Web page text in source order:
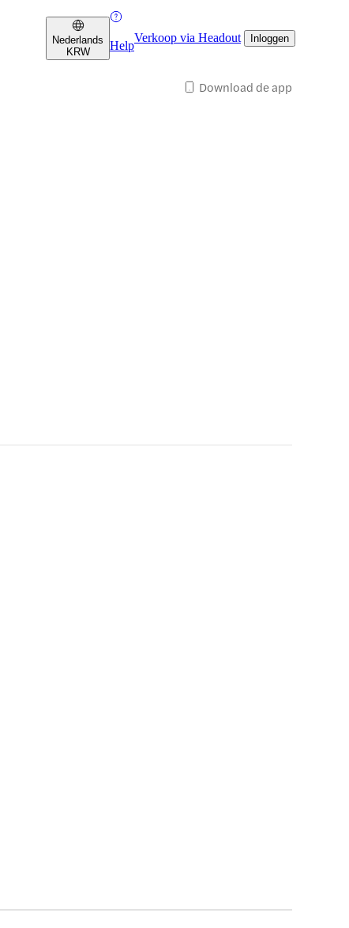
Nederlands
KRW
Help
Verkoop via Headout Inloggen
Download de app